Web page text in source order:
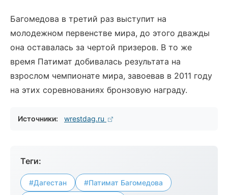
Багомедова в третий раз выступит на
молодежном первенстве мира, до этого дважды
она оставалась за чертой призеров. В то же
время Патимат добивалась результата на
взрослом чемпионате мира, завоевав в 2011 году
на этих соревнованиях бронзовую награду.
Источники: wrestdag.ru
Теги:
#Дагестан #Патимат Багомедова